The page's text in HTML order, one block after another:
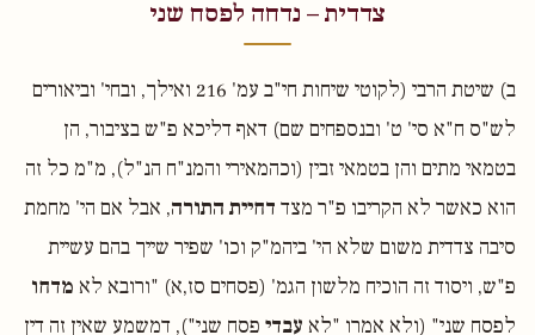
צדדית – נדחה לפסח שני
ב) שיטת הרבי (לקוטי שיחות חי"ב עמ' 216 ואילך, ובחי' וביאורים
לש"ס ח"א סי' ט' ובנספחים שם) דאף דליכא פ"ש בציבור, הן
בטמאי מתים והן בטמאי זבין (וכהמאירי והמנ"ח הנ"ל), מ"מ כל זה
הוא כאשר לא הקריבו פ"ר מצד דחיית התורה, אבל אם הי' מחמת
סיבה צדדית משום שלא הי' ביהמ"ק וכו' שפיר שייך בהם עשיית
פ"ש, ויסוד זה הוכיח מלשון הגמ' (פסחים סז,א) "ורובא לא מדחו
לפסח שני" (ולא אמרו "לא עבדי פסח שני"), דמשמע שאין זה דין